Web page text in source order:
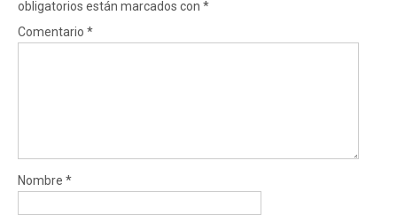
obligatorios están marcados con *
Comentario *
Nombre *